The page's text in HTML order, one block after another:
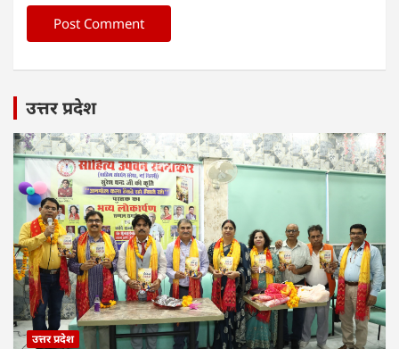
उत्तर प्रदेश
उत्तर प्रदेश